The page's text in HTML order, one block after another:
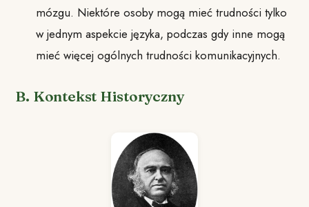
mózgu. Niektóre osoby mogą mieć trudności tylko
w jednym aspekcie języka, podczas gdy inne mogą
mieć więcej ogólnych trudności komunikacyjnych.
B. Kontekst Historyczny